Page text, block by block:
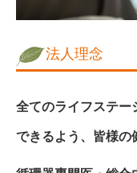
下山門
お知らせ
法人理念
全てのライフステー
できるよう、皆様の